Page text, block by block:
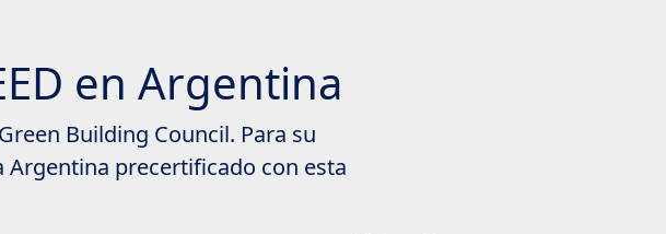
en Argentina
Building Council. Para su
precertificado con esta